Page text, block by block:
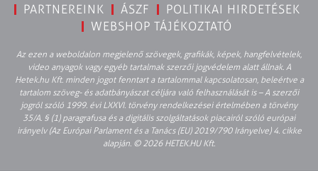
PARTNEREINK
ÁSZF
POLITIKAI HIRDETÉSEK
WEBSHOP TÁJÉKOZTATÓ
Az ezen a weboldalon megjelenő szövegek, grafikák, képek, hangfelvételek,
video anyagok vagy egyéb tartalmak szerzői jogvédelem alatt állnak. A
Hetek.hu Kft. minden jogot fenntart a tartalommal kapcsolatosan, beleértve a
tartalom szöveg- és adatbányászat céljára való felhasználását is – A szerzői
jogról szóló 1999. évi LXXVI. törvény rendelkezései értelmében a törvény
35/A. § (1) paragrafusa és a digitális szolgáltatások piacairól szóló európai
irányelv (Az Európai Parlament és a Tanács (EU) 2019/790 Irányelve) 4. cikke
alapján. © 2026 HETEK.HU Kft.